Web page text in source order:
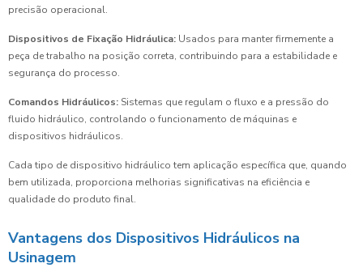
precisão operacional.
Dispositivos de Fixação Hidráulica: Usados para manter firmemente a
peça de trabalho na posição correta, contribuindo para a estabilidade e
segurança do processo.
Comandos Hidráulicos: Sistemas que regulam o fluxo e a pressão do
fluido hidráulico, controlando o funcionamento de máquinas e
dispositivos hidráulicos.
Cada tipo de dispositivo hidráulico tem aplicação específica que, quando
bem utilizada, proporciona melhorias significativas na eficiência e
qualidade do produto final.
Vantagens dos Dispositivos Hidráulicos na
Usinagem